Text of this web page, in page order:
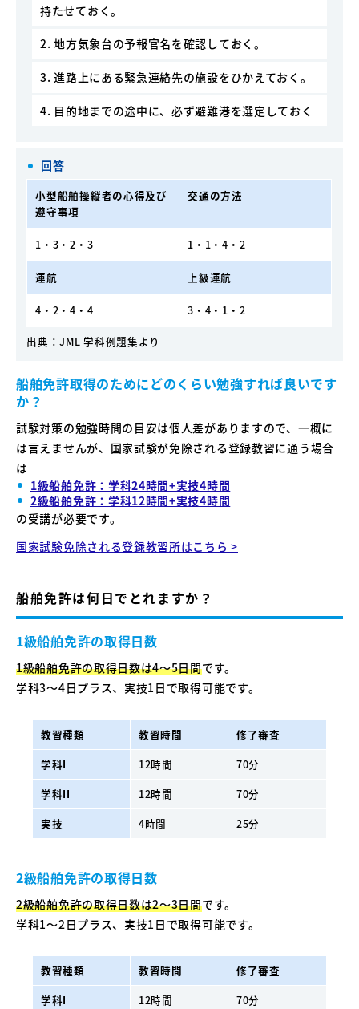
持たせておく。
2. 地方気象台の予報官名を確認しておく。
3. 進路上にある緊急連絡先の施設をひかえておく。
4. 目的地までの途中に、必ず避難港を選定しておく
回答
小型船舶操縦者の心得及び
遵守事項
交通の方法
1・3・2・3 1・1・4・2
運航 上級運航
4・2・4・4 3・4・1・2
出典：JML 学科例題集より
船舶免許取得のためにどのくらい勉強すれば良いです
か？
試験対策の勉強時間の目安は個人差がありますので、一概に
は言えませんが、国家試験が免除される登録教習に通う場合
は
1級船舶免許：学科24時間+実技4時間
2級船舶免許：学科12時間+実技4時間
の受講が必要です。
国家試験免除される登録教習所はこちら >
船舶免許は何日でとれますか？
1級船舶免許の取得日数
1級船舶免許の取得日数は4〜5日間です。
学科3〜4日プラス、実技1日で取得可能です。
教習種類 教習時間
修了審査
学科I
12時間
70分
学科II
12時間
70分
実技
4時間 25分
2級船舶免許の取得日数
2級船舶免許の取得日数は2〜3日間です。
学科1〜2日プラス、実技1日で取得可能です。
教習種類 教習時間
修了審査
学科I
12時間
70分